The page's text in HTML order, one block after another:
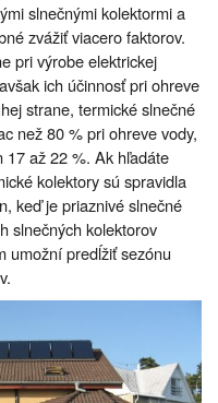
slnečnými kolektormi a
zvážiť viacero faktorov.
pri výrobe elektrickej
ich účinnosť pri ohreve
strane, termické slnečné
než 80 % pri ohreve vody,
17 až 22 %. Ak hľadáte
kolektory sú spravidla
keď je priaznivé slnečné
slnečných kolektorov
umožní predĺžiť sezónu